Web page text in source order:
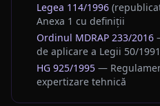
Legea 114/1996
Anexa 1 cu definiții
Ordinul MDRAP 233/2016
de aplicare a Legii 50/1991
HG 925/1995 —
expertizare tehnică